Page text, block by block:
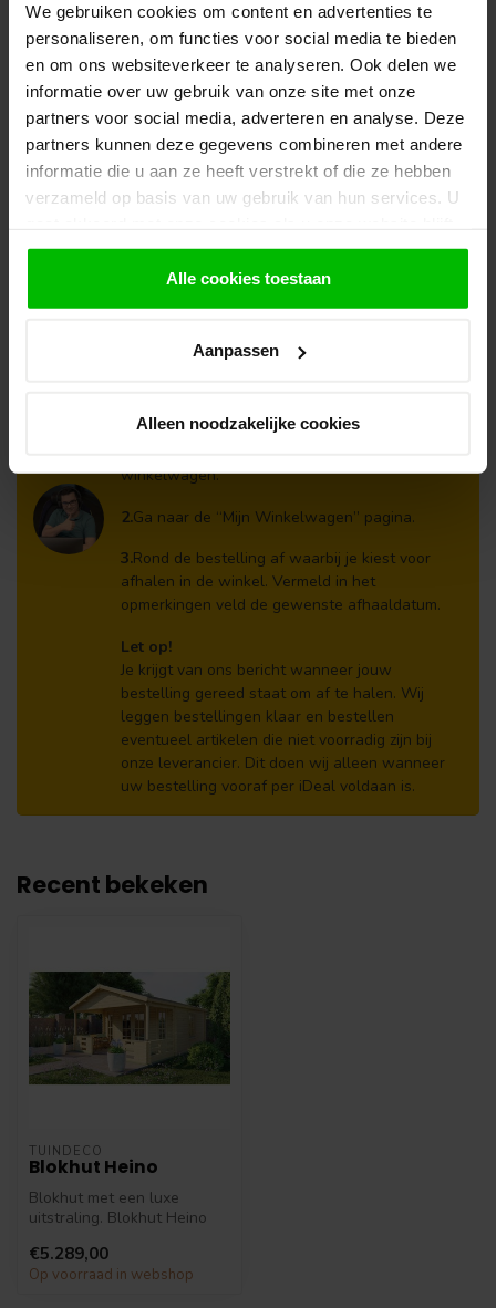
We gebruiken cookies om content en advertenties te
personaliseren, om functies voor social media te bieden
en om ons websiteverkeer te analyseren. Ook delen we
informatie over uw gebruik van onze site met onze
partners voor social media, adverteren en analyse. Deze
partners kunnen deze gegevens combineren met andere
informatie die u aan ze heeft verstrekt of die ze hebben
verzameld op basis van uw gebruik van hun services. U
gebruiken.
Alle cookies toestaan
Aanpassen
Alleen noodzakelijke cookies
TUINDECO
Blokhut Sten €1.359,00
TUINDECO
Blokhut Viggo | Ruim Tuinhuis
Op voorraad in webshop
€3.419,00
Klantenservice
Heb je een vraag? Stel je vraag via onze chat,
graag verder met het samenstellen van uw
producten aanwezig zijn?:
winkelwagen.
2.Ga naar de “Mijn Winkelwagen” pagina.
3.Rond de bestelling af waarbij je kiest voor
afhalen in de winkel. Vermeld in het
opmerkingen veld de gewenste afhaaldatum.
Let op!
Je krijgt van ons bericht wanneer jouw
bestelling gereed staat om af te halen. Wij
leggen bestellingen klaar en bestellen
eventueel artikelen die niet voorradig zijn bij
onze leverancier. Dit doen wij alleen wanneer
uw bestelling vooraf per iDeal voldaan is.
Recent bekeken
TUINDECO
Blokhut Heino
Blokhut met een luxe
uitstraling. Blokhut Heino
45mm en ...
€5.289,00
Op voorraad in webshop